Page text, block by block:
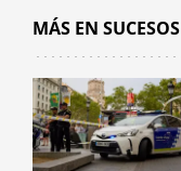
MÁS EN SUCESOS